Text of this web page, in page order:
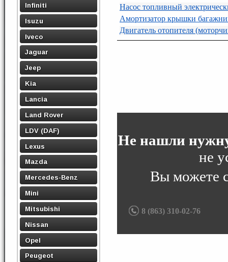
Infiniti
Isuzu
Iveco
Jaguar
Jeep
Kia
Lancia
Land Rover
LDV (DAF)
Lexus
Mazda
Mercedes-Benz
Mini
Mitsubishi
Nissan
Opel
Peugeot
Насос топливный
Амортизатор крышки
Двигатель отопителя
Не нашли
не
Вы можете
8 (863) 310-02-76